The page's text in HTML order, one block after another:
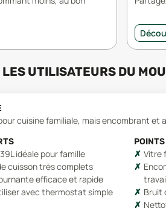
UTILISATEURS DU
cuisine familiale, mais encombrant et
idéale pour famille
cuisson très complets
efficace et rapide
avec thermostat simple
Vitre
Bruit